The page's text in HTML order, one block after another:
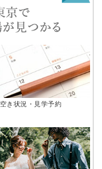
空き状況・見学予約